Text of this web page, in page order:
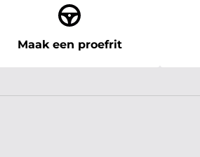
Maak een proefrit